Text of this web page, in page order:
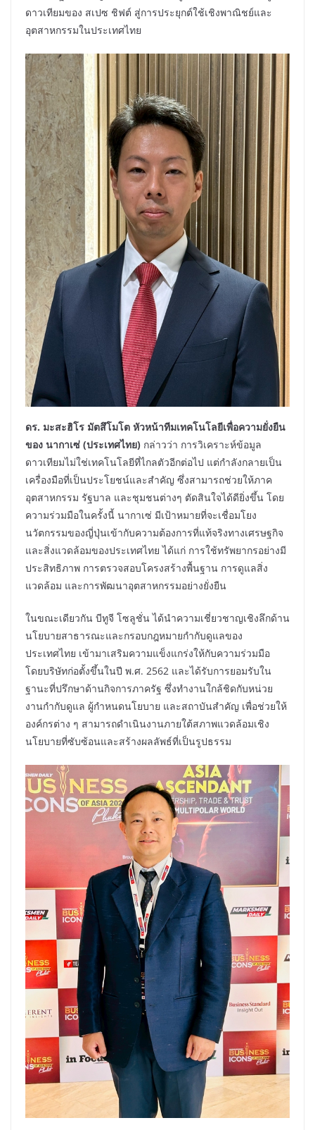
ดาวเทียมของ สเปซ ชิฟต์ สู่การประยุกต์ใช้เชิงพาณิชย์และ
อุตสาหกรรมในประเทศไทย
ดร. มะสะฮิโร มัตสึโมโต หัวหน้าทีมเทคโนโลยีเพื่อความยั่งยืน
ของ นากาเซ่ (ประเทศไทย) กล่าวว่า การวิเคราะห์ข้อมูล
ดาวเทียมไม่ใช่เทคโนโลยีที่ไกลตัวอีกต่อไป แต่กำลังกลายเป็น
เครื่องมือที่เป็นประโยชน์และสำคัญ ซึ่งสามารถช่วยให้ภาค
อุตสาหกรรม รัฐบาล และชุมชนต่างๆ ตัดสินใจได้ดียิ่งขึ้น โดย
ความร่วมมือในครั้งนี้ นากาเซ่ มีเป้าหมายที่จะเชื่อมโยง
นวัตกรรมของญี่ปุ่นเข้ากับความต้องการที่แท้จริงทางเศรษฐกิจ
และสิ่งแวดล้อมของประเทศไทย ได้แก่ การใช้ทรัพยากรอย่างมี
ประสิทธิภาพ การตรวจสอบโครงสร้างพื้นฐาน การดูแลสิ่ง
แวดล้อม และการพัฒนาอุตสาหกรรมอย่างยั่งยืน
ในขณะเดียวกัน บีทูจี โซลูชั่น ได้นำความเชี่ยวชาญเชิงลึกด้าน
นโยบายสาธารณะและกรอบกฎหมายกำกับดูแลของ
ประเทศไทย เข้ามาเสริมความแข็งแกร่งให้กับความร่วมมือ
โดยบริษัทก่อตั้งขึ้นในปี พ.ศ. 2562 และได้รับการยอมรับใน
ฐานะที่ปรึกษาด้านกิจการภาครัฐ ซึ่งทำงานใกล้ชิดกับหน่วย
งานกำกับดูแล ผู้กำหนดนโยบาย และสถาบันสำคัญ เพื่อช่วยให้
องค์กรต่าง ๆ สามารถดำเนินงานภายใต้สภาพแวดล้อมเชิง
นโยบายที่ซับซ้อนและสร้างผลลัพธ์ที่เป็นรูปธรรม